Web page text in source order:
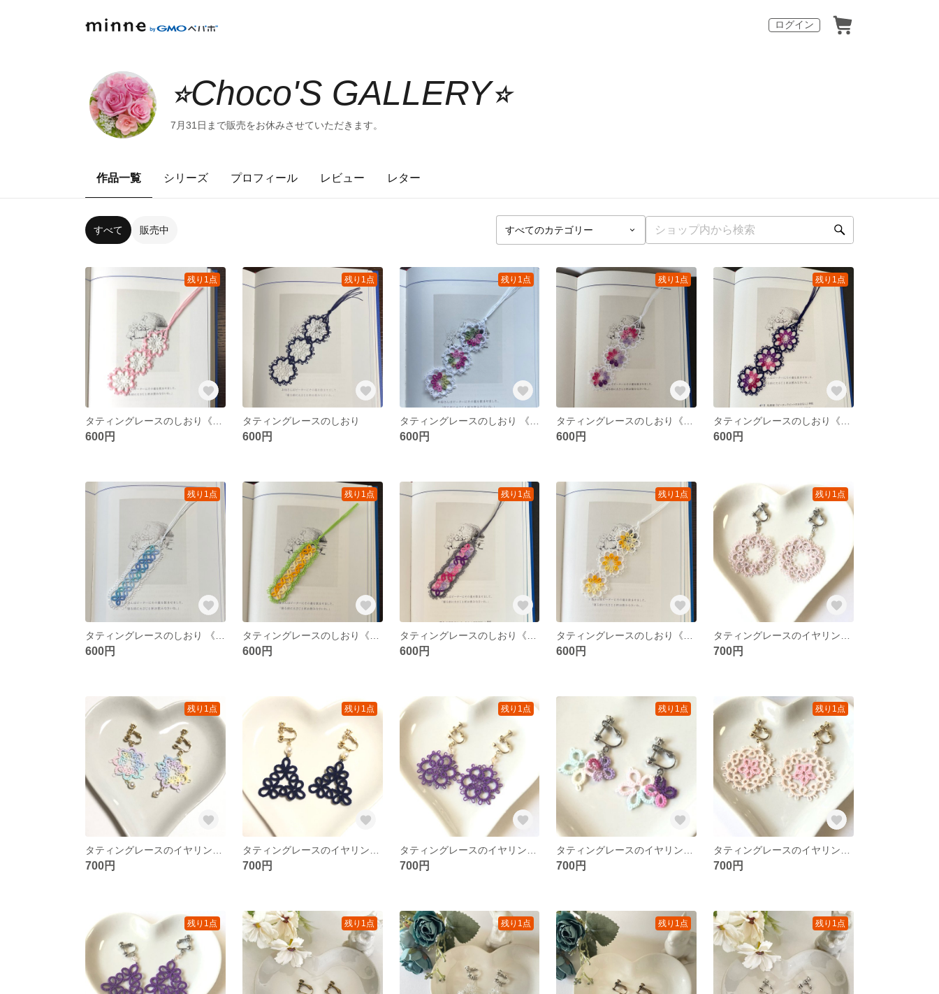
ログイン
⭐︎Choco'S GALLERY⭐︎
7月31日まで販売をお休みさせていただきます。
作品一覧 シリーズ プロフィール レビュー レター
すべて 販売中
残り1点
600円
残り1点
タティングレースのしおり
600円
残り1点
600円
残り1点
600円
残り1点
600円
残り1点
600円
残り1点
600円
残り1点
600円
残り1点
600円
残り1点
700円
残り1点
700円
残り1点
700円
残り1点
700円
残り1点
700円
残り1点
700円
残り1点 残り1点 残り1点 残り1点 残り1点